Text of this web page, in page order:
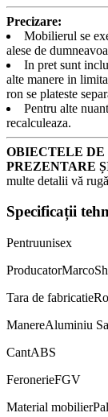
Precizare:
Mobilierul se
alese de
In pret sunt
alte manere in
ron se plateste
Pentru alte
recalculeaza.
OBIECTELE DE
PREZENTARE
multe detalii vă
Specificații
Pentruunisex
Producator
Tara de fabricatie
ManereAluminiu
CantABS
FeronerieFGV
Material mobilier